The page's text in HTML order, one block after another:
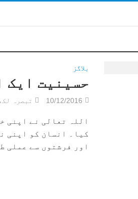
بلاگز
حسینیت ایک
10/12/2016 تبصرہ
اللہ تعالی نے اپنی
کیا۔ انسان کو اپنی
اور فرشتوں سے عملی